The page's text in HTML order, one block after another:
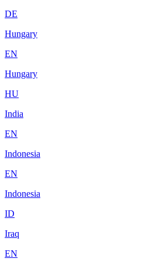
DE
Hungary
EN
Hungary
HU
India
EN
Indonesia
EN
Indonesia
ID
Iraq
EN